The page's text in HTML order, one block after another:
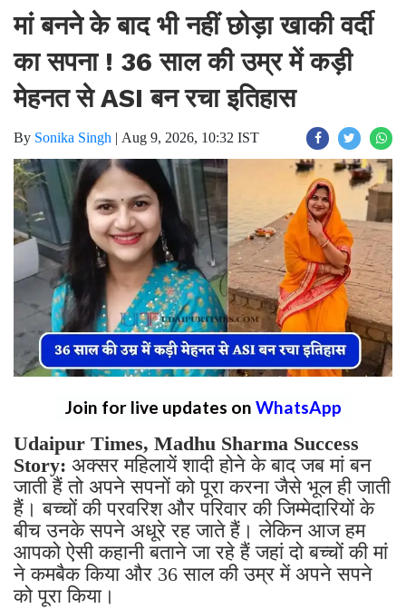
मां बनने के बाद भी नहीं छोड़ा खाकी वर्दी
का सपना ! 36 साल की उम्र में कड़ी
मेहनत से ASI बन रचा इतिहास
By Sonika Singh | Aug 9, 2026, 10:32 IST
Join for live updates on WhatsApp
Udaipur Times, Madhu Sharma Success
Story: अक्सर महिलायें शादी होने के बाद जब मां बन
जाती हैं तो अपने सपनों को पूरा करना जैसे भूल ही जाती
हैं। बच्चों की परवरिश और परिवार की जिम्मेदारियों के
बीच उनके सपने अधूरे रह जाते हैं। लेकिन आज हम
आपको ऐसी कहानी बताने जा रहे हैं जहां दो बच्चों की मां
ने कमबैक किया और 36 साल की उम्र में अपने सपने
को पूरा किया।